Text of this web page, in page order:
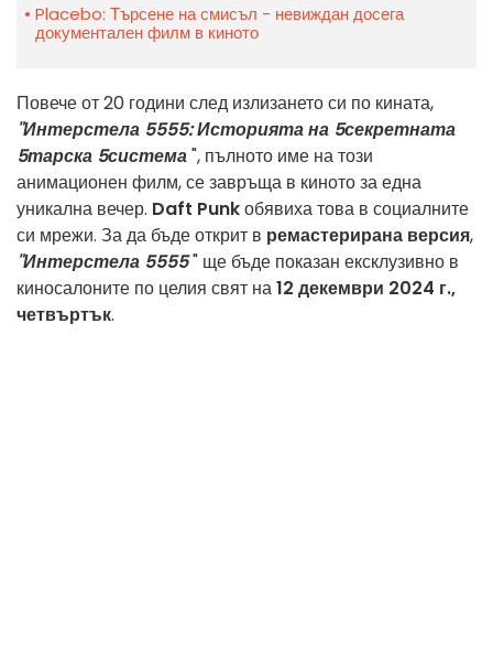
Placebo: Търсене на смисъл - невиждан досега
документален филм в киното
Повече от 20 години след излизането си по кината,
"Интерстела 5555: Историята на 5секретната
5тарска 5система", пълното име на този
анимационен филм, се завръща в киното за една
уникална вечер. Daft Punkобявиха това в социалните
си мрежи. За да бъде открит в ремастерирана версия,
"Интерстела 5555" ще бъде показан ексклузивно в
киносалоните по целия свят на12 декември 2024 г.,
четвъртък.